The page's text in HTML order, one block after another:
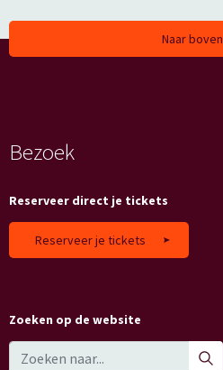
Naar boven
Bezoek
Reserveer direct je tickets
Reserveer je tickets
Zoeken op de website